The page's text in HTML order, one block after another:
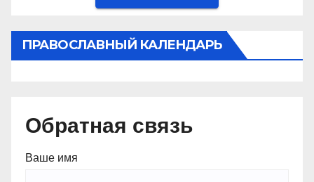
ПРАВОСЛАВНЫЙ КАЛЕНДАРЬ
Обратная связь
Ваше имя